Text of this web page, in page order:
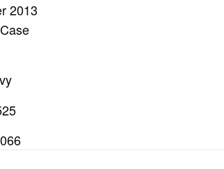
2013